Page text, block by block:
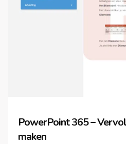
PowerPoint 365 –
maken